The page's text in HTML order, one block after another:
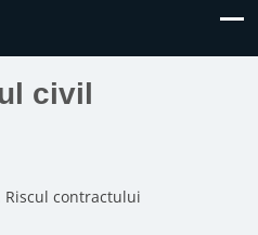
civil
contractului